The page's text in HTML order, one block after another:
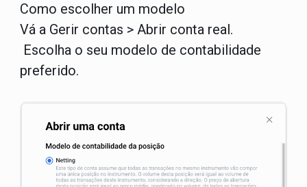
Como escolher um modelo
Vá a Gerir contas > Abrir conta real.
Escolha o seu modelo de contabilidade
preferido.